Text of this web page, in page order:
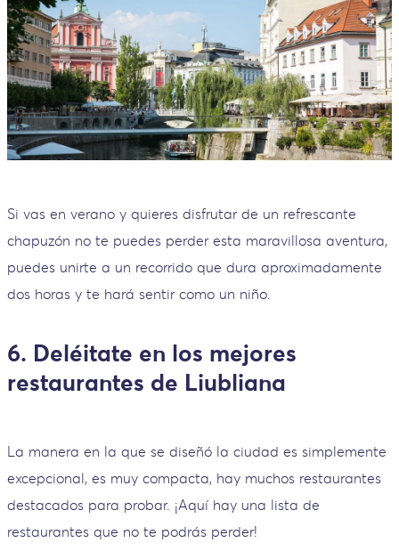
Si vas en verano y quieres disfrutar de un refrescante
chapuzón no te puedes perder esta maravillosa aventura,
puedes unirte a un recorrido que dura aproximadamente
dos horas y te hará sentir como un niño.
6. Deléitate en los mejores
restaurantes de Liubliana
La manera en la que se diseñó la ciudad es simplemente
excepcional, es muy compacta, hay muchos restaurantes
destacados para probar. ¡Aquí hay una lista de
restaurantes que no te podrás perder!